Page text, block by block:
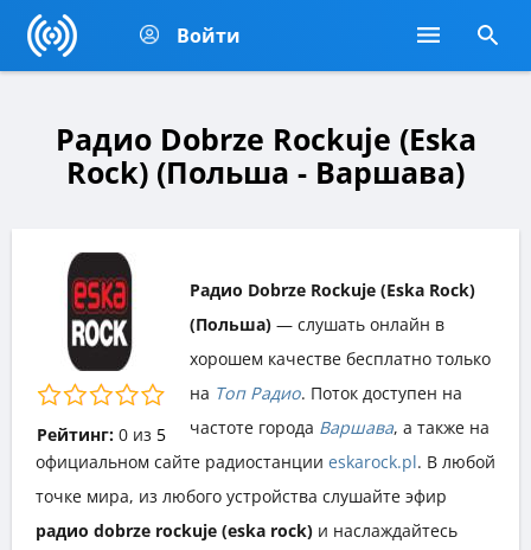
Войти
Радио Dobrze Rockuje (Eska
Rock) (Польша - Варшава)
Рейтинг: 0из 5
Радио Dobrze Rockuje (Eska Rock)
(Польша) — слушать онлайн в
хорошем качестве бесплатно только
на Топ Радио. Поток доступен на
частоте города Варшава, а также на
официальном сайте радиостанции eskarock.pl. В любой
точке мира, из любого устройства слушайте эфир
радио dobrze rockuje (eska rock) и наслаждайтесь